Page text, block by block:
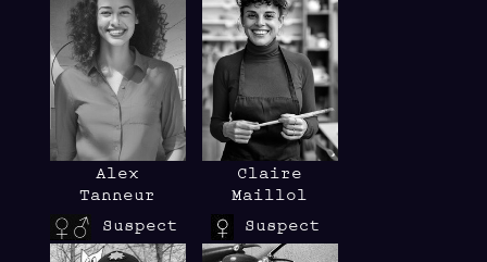
Alex
Tanneur
Suspect
Claire
Maillol
Suspect